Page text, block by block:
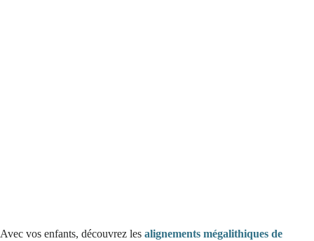
Avec vos enfants, découvrez les alignements mégalithiques de